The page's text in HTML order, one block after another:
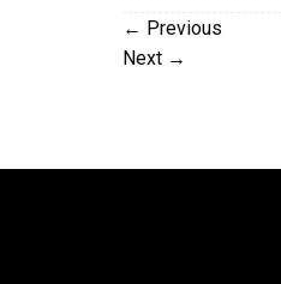
← Previous
Next →